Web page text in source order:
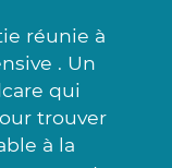
réunie à
. Un
qui
trouver
à la